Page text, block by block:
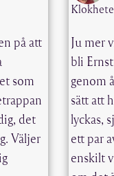
på att
som
det
Väljer
Ju mer
bli
genom
sätt att
lyckas,
ett par
enskilt